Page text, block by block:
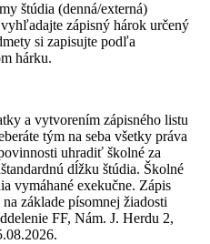
štúdia (denná/externá)
zápisný hárok určený
si zapisujte podľa
hárku.
a vytvorením zápisného listu
tým na seba všetky práva
uhradiť školné za
dĺžku štúdia. Školné
vymáhané exekučne. Zápis
základe písomnej žiadosti
FF, Nám. J. Herdu 2,